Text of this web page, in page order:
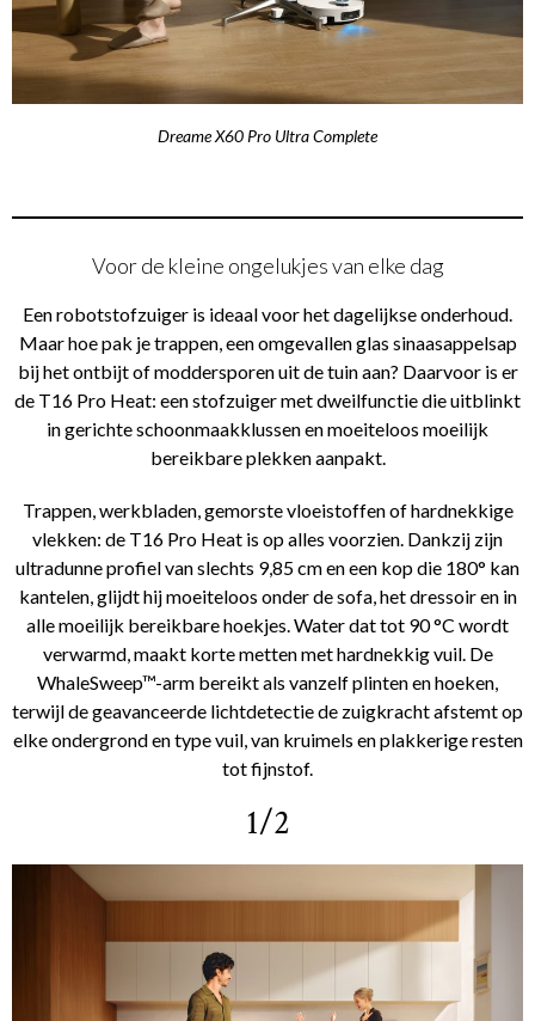
Dreame X60 Pro Ultra Complete
Voor de kleine ongelukjes van elke dag
Een robotstofzuiger is ideaal voor het dagelijkse onderhoud.
Maar hoe pak je trappen, een omgevallen glas sinaasappelsap
bij het ontbijt of moddersporen uit de tuin aan? Daarvoor is er
de T16 Pro Heat: een stofzuiger met dweilfunctie die uitblinkt
in gerichte schoonmaakklussen en moeiteloos moeilijk
bereikbare plekken aanpakt.
Trappen, werkbladen, gemorste vloeistoffen of hardnekkige
vlekken: de T16 Pro Heat is op alles voorzien. Dankzij zijn
ultradunne profiel van slechts 9,85 cm en een kop die 180° kan
kantelen, glijdt hij moeiteloos onder de sofa, het dressoir en in
alle moeilijk bereikbare hoekjes. Water dat tot 90 °C wordt
verwarmd, maakt korte metten met hardnekkig vuil. De
WhaleSweep™-arm bereikt als vanzelf plinten en hoeken,
terwijl de geavanceerde lichtdetectie de zuigkracht afstemt op
elke ondergrond en type vuil, van kruimels en plakkerige resten
tot fijnstof.
1/2